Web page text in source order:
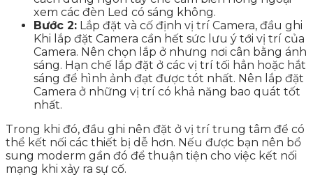
xem các đèn Led có sáng không.
Bước 2: Lắp đặt và cố định vị trí Camera, đầu ghi
Khi lắp đặt Camera cần hết sức lưu ý tới vị trí của
Camera. Nên chọn lắp ở nhưng nơi cân bằng ánh
sáng. Hạn chế lắp đặt ở các vị trí tối hẳn hoặc hắt
sáng để hình ảnh đạt được tót nhất. Nên lắp đặt
Camera ở những vị trí có khả năng bao quát tốt
nhất.
Trong khi đó, đầu ghi nên đặt ở vị trí trung tâm để có
thể kết nối các thiết bị dễ hơn. Nếu được bạn nên bổ
sung moderm gần đó để thuận tiện cho việc kết nối
mạng khi xảy ra sự cố.